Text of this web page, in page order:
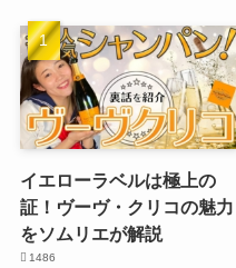
イエローラベルは極上の
証！ヴーヴ・クリコの魅力
をソムリエが解説
1486